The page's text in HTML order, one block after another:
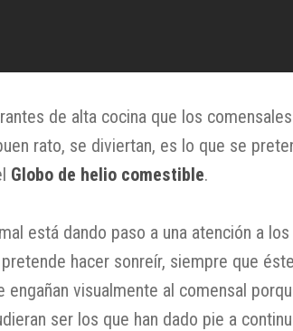
de alta cocina que los
rato, se diviertan, es lo que se
Globo de helio comestible.
está dando paso a una atención a
hacer sonreír, siempre que
visualmente al comensal
ser los que han dado pie a